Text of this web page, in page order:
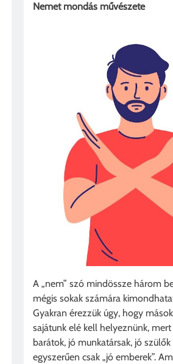
Nemet mondás művészete
A „nem” szó mindössze három
mégis sokak számára
Gyakran érezzük úgy, hogy
sajátunk elé kell helyeznünk,
barátok, jó munkatársak, jó
egyszerűen csak „jó emberek”.